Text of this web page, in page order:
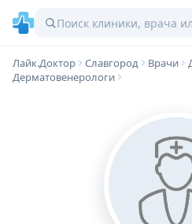
Лайк.Доктор Славгород Врачи
Дерматовенерологи